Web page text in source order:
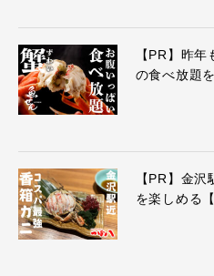
【PR】昨
の食べ放題
【PR】金
を楽しめる